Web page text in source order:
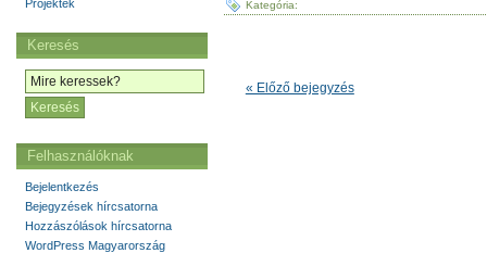
Kategória:
« Előző bejegyzés
Projektek
Keresés
Felhasználóknak
Bejelentkezés
Bejegyzések hírcsatorna
Hozzászólások hírcsatorna
WordPress Magyarország